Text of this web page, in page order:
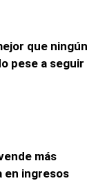
que ningún
pese a seguir
más
en ingresos